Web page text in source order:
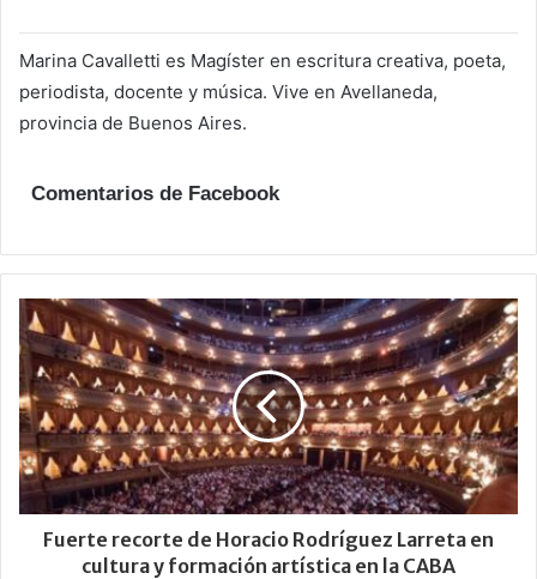
Marina Cavalletti es Magíster en escritura creativa, poeta,
periodista, docente y música. Vive en Avellaneda,
provincia de Buenos Aires.
Comentarios de Facebook
Fuerte recorte de Horacio Rodríguez Larreta en
cultura y formación artística en la CABA